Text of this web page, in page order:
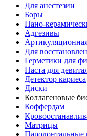
Для анестезии
Боры
Нано-
Адгезивы
Для
Герметики для
Паста для
Детектор кариеса
Диски
Коллагеновые
Коффердам
Матрицы
Пародонтальные